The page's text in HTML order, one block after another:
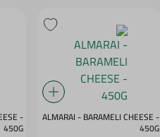
ALMARAI - BARAMELI CHEESE -
450G
-
450G